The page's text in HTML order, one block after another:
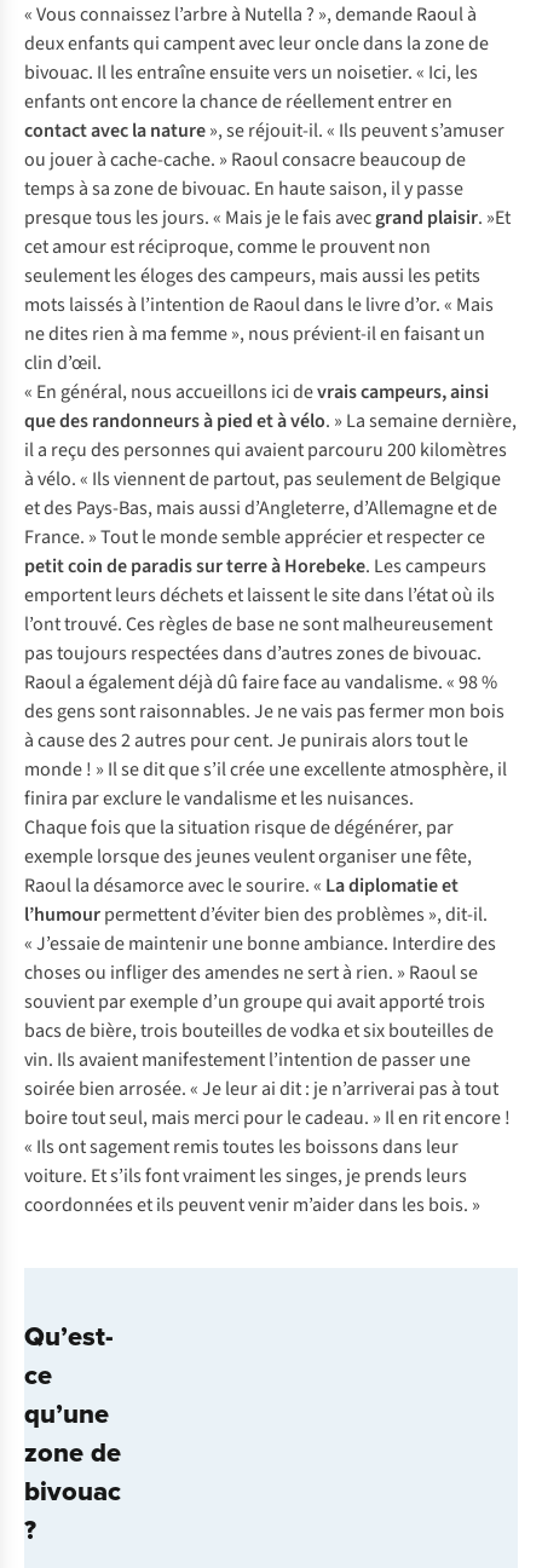
« Vous connaissez l’arbre à Nutella ? », demande Raoul à
deux enfants qui campent avec leur oncle dans la zone de
bivouac. Il les entraîne ensuite vers un noisetier. « Ici, les
enfants ont encore la chance de réellement entrer en
contact avec la nature», se réjouit-il. « Ils peuvent s’amuser
ou jouer à cache-cache. » Raoul consacre beaucoup de
temps à sa zone de bivouac. En haute saison, il y passe
presque tous les jours. « Mais je le fais avecgrand plaisir. »Et
cet amour est réciproque, comme le prouvent non
seulement les éloges des campeurs, mais aussi les petits
mots laissés à l’intention de Raoul dans le livre d’or. « Mais
ne dites rien à ma femme », nous prévient-il en faisant un
clin d’œil.
« En général, nous accueillons ici devrais campeurs, ainsi
que des randonneurs à pied et à vélo. » La semaine dernière,
il a reçu des personnes qui avaient parcouru 200 kilomètres
à vélo. « Ils viennent de partout, pas seulement de Belgique
et des Pays-Bas, mais aussi d’Angleterre, d’Allemagne et de
France. » Tout le monde semble apprécier et respecter ce
petit coin de paradis sur terre à Horebeke. Les campeurs
emportent leurs déchets et laissent le site dans l’état où ils
l’ont trouvé. Ces règles de base ne sont malheureusement
pas toujours respectées dans d’autres zones de bivouac.
Raoul a également déjà dû faire face au vandalisme. « 98 %
des gens sont raisonnables. Je ne vais pas fermer mon bois
à cause des 2 autres pour cent. Je punirais alors tout le
monde ! » Il se dit que s’il crée une excellente atmosphère, il
finira par exclure le vandalisme et les nuisances.
Chaque fois que la situation risque de dégénérer, par
exemple lorsque des jeunes veulent organiser une fête,
Raoul la désamorce avec le sourire. « La diplomatie et
l’humourpermettent d’éviter bien des problèmes », dit-il.
« J’essaie de maintenir une bonne ambiance. Interdire des
choses ou infliger des amendes ne sert à rien. » Raoul se
souvient par exemple d’un groupe qui avait apporté trois
bacs de bière, trois bouteilles de vodka et six bouteilles de
vin. Ils avaient manifestement l’intention de passer une
soirée bien arrosée. « Je leur ai dit : je n’arriverai pas à tout
boire tout seul, mais merci pour le cadeau. » Il en rit encore !
« Ils ont sagement remis toutes les boissons dans leur
voiture. Et s’ils font vraiment les singes, je prends leurs
coordonnées et ils peuvent venir m’aider dans les bois. »
Qu’est-
ce
qu’une
zone de
bivouac
?